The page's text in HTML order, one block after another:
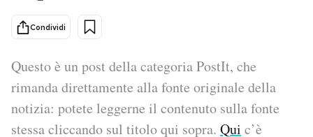
Tecnologia
Internet
Scienza
Cultura
Media
Europa
Condividi
Questo è un post della categoria PostIt, che
rimanda direttamente alla fonte originale della
notizia: potete leggerne il contenuto sulla fonte
stessa cliccando sul titolo qui sopra. Qui c’è